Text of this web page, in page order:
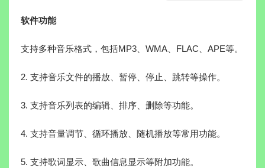
软件功能
支持多种音乐格式，包括MP3、WMA、FLAC、APE等。
2. 支持音乐文件的播放、暂停、停止、跳转等操作。
3. 支持音乐列表的编辑、排序、删除等功能。
4. 支持音量调节、循环播放、随机播放等常用功能。
5. 支持歌词显示、歌曲信息显示等附加功能。